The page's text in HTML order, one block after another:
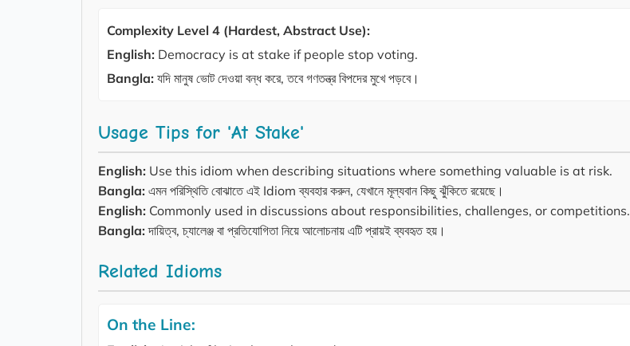
Complexity Level 4 (Hardest, Abstract Use):
English: Democracy is at stake if people stop voting.
Bangla: যদি মানুষ ভোট দেওয়া বন্ধ করে, তবে গণতন্ত্র বিপদের মুখে পড়বে।
Usage Tips for 'At Stake'
English: Use this idiom when describing situations where something valuable is at risk.
Bangla: এমন পরিস্থিতি বোঝাতে এই Idiom ব্যবহার করুন, যেখানে মূল্যবান কিছু ঝুঁকিতে রয়েছে।
English: Commonly used in discussions about responsibilities, challenges, or competitions.
Bangla: দায়িত্ব, চ্যালেঞ্জ বা প্রতিযোগিতা নিয়ে আলোচনায় এটি প্রায়ই ব্যবহৃত হয়।
Related Idioms
On the Line: